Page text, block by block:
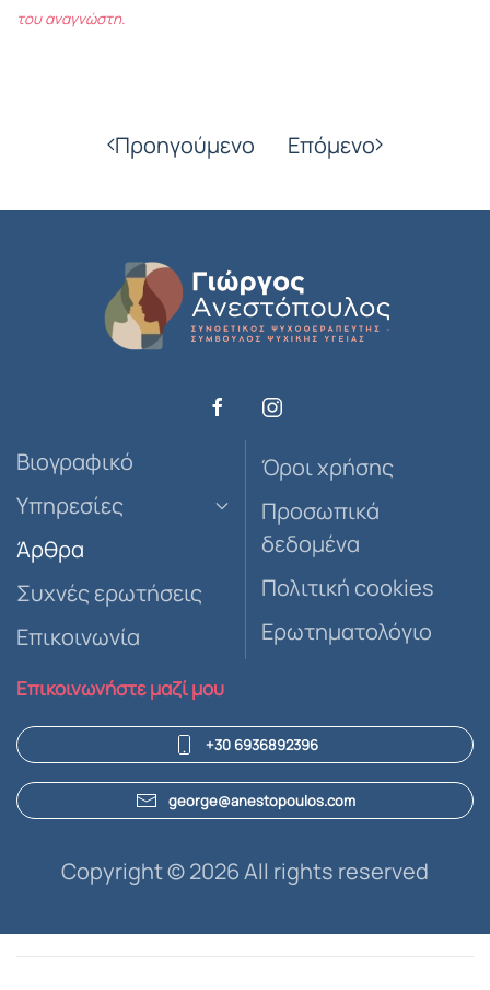
του αναγνώστη.
Προηγούμενο Επόμενο
Βιογραφικό
Υπηρεσίες
Άρθρα
Συχνές ερωτήσεις
Επικοινωνία
Όροι χρήσης
Προσωπικά
δεδομένα
Πολιτική cookies
Ερωτηματολόγιο
Επικοινωνήστε μαζί μου
+30 6936892396
george@anestopoulos.com
Copyright ©2026 All rights reserved